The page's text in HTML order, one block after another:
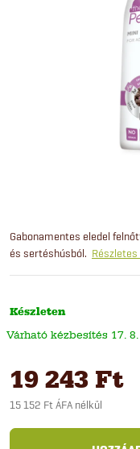
Gabonamentes eledel
és sertéshúsból.
Készleten
17.
19 243 Ft
15 152 Ft ÁFA nélkül